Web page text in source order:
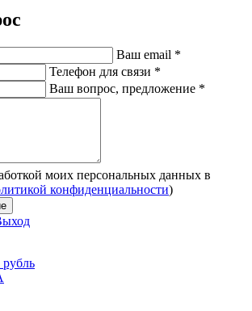
Ваш email *
Телефон для связи *
Ваш вопрос, предложение *
моих персональных данных в
конфиденциальности)